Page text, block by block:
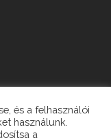
és a felhasználói
használunk.
a